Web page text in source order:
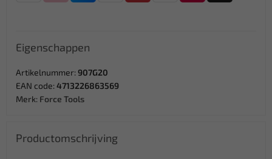
Eigenschappen
Artikelnummer: 907G20
EAN code: 4713226863569
Merk: Force Tools
Productomschrijving